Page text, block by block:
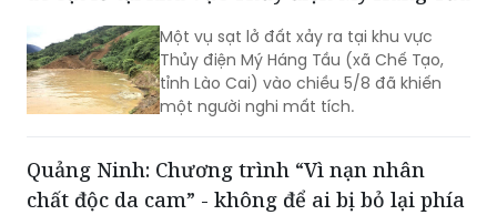
Một vụ sạt lở đất xảy ra tại khu vực
Thủy điện Mý Háng Tầu (xã Chế Tạo,
tỉnh Lào Cai) vào chiều 5/8 đã khiến
một người nghi mất tích.
Quảng Ninh: Chương trình “Vì nạn nhân
chất độc da cam” - không để ai bị bỏ lại phía